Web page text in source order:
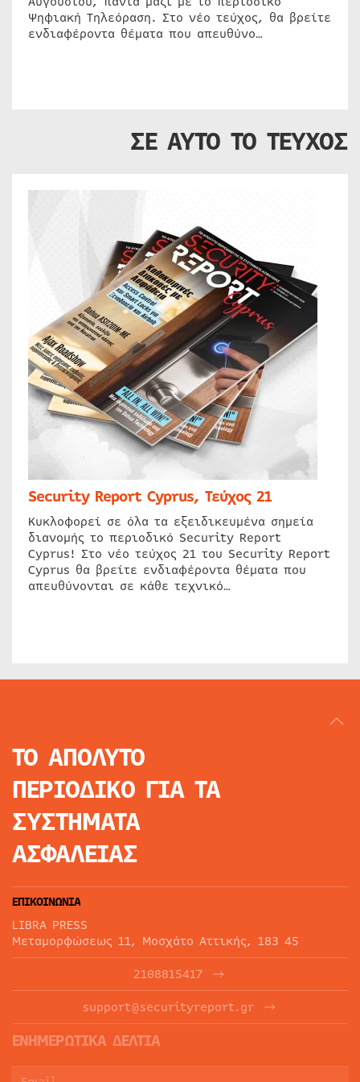
Ψηφιακή Τηλεόραση. Στο νέο τεύχος, θα βρείτε
ενδιαφέροντα θέματα που απευθύνο…
ΣΕ ΑΥΤΟ ΤΟ ΤΕΥΧΟΣ
Security Report Cyprus, Τεύχος 21
Κυκλοφορεί σε όλα τα εξειδικευμένα σημεία
διανομής το περιοδικό Security Report
Cyprus! Στο νέο τεύχος 21 του Security Report
Cyprus θα βρείτε ενδιαφέροντα θέματα που
απευθύνονται σε κάθε τεχνικό…
ΤΟ ΑΠΟΛΥΤΟ
ΠΕΡΙΟΔΙΚΟ ΓΙΑ ΤΑ
ΣΥΣΤΗΜΑΤΑ
ΑΣΦΑΛΕΙΑΣ
ΕΠΙΚΟΙΝΩΝΙΑ
LIBRA PRESS
Μεταμορφώσεως 11, Μοσχάτο Αττικής, 183 45
2108815417
support@securityreport.gr
ΕΝΗΜΕΡΩΤΙΚΑ ΔΕΛΤΙΑ